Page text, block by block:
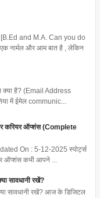
[B.Ed and M.A. Can you do
नार्मल और आम बात है , लेकिन
है? (Email Address
में ईमेल communic...
करियर ऑप्शंस (Complete
On : 5-12-2025 स्पोर्ट्स
ऑप्शंस कभी आपने ...
सावधानी रखें?
सावधानी रखें? आज के डिजिटल